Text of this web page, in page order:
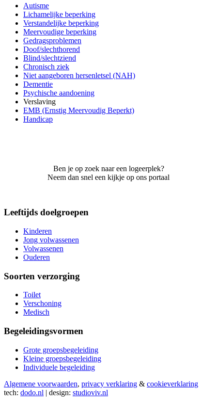
Autisme
Lichamelijke beperking
Verstandelijke beperking
Meervoudige beperking
Gedragsproblemen
Doof/slechthorend
Blind/slechtziend
Chronisch ziek
Niet aangeboren hersenletsel (NAH)
Dementie
Psychische aandoening
Verslaving
EMB (Ernstig Meervoudig Beperkt)
Handicap
Ben je op zoek naar een logeerplek?
Neem dan snel een kijkje op ons portaal
Leeftijds doelgroepen
Kinderen
Jong volwassenen
Volwassenen
Ouderen
Soorten verzorging
Toilet
Verschoning
Medisch
Begeleidingsvormen
Grote groepsbegeleiding
Kleine groepsbegeleiding
Individuele begeleiding
Algemene voorwaarden, privacy verklaring & cookieverklaring
tech: dodo.nl | design: studioviv.nl